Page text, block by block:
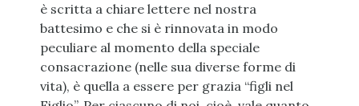
è scritta a chiare lettere nel nostra
battesimo e che si è rinnovata in modo
peculiare al momento della speciale
consacrazione (nelle sua diverse forme di
vita), è quella a essere per grazia “figli nel